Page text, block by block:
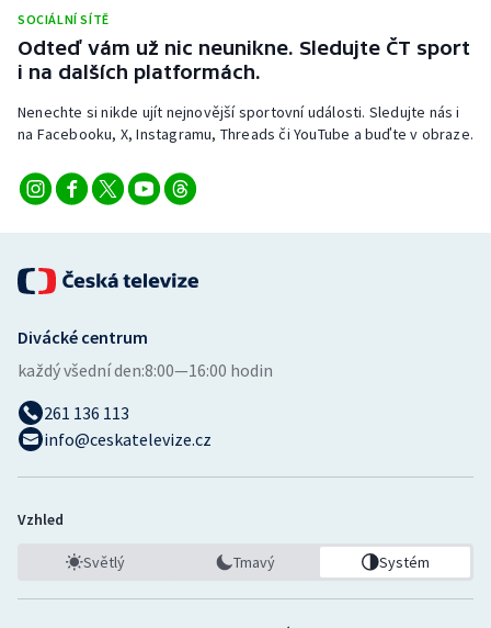
SOCIÁLNÍ SÍTĚ
Odteď vám už nic neunikne. Sledujte ČT sport
i na dalších platformách.
Nenechte si nikde ujít nejnovější sportovní události. Sledujte nás i
na Facebooku, X, Instagramu, Threads či YouTube a buďte v obraze.
Divácké centrum
každý všední den:8:00—16:00 hodin
261 136 113
info@ceskatelevize.cz
Vzhled
Světlý Tmavý Systém